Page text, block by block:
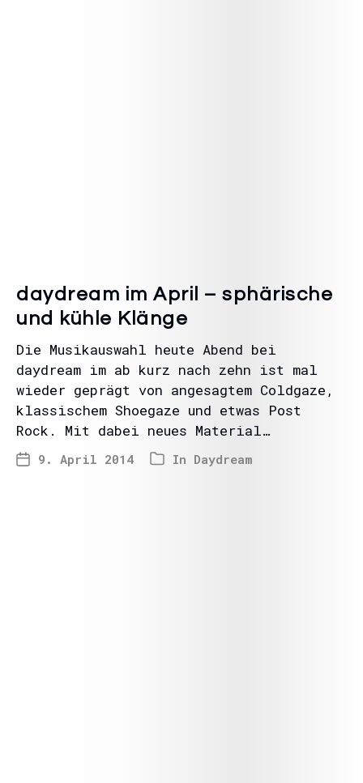
daydream im April – sphärische
und kühle Klänge
Die Musikauswahl heute Abend bei
daydream im ab kurz nach zehn ist mal
wieder geprägt von angesagtem Coldgaze,
klassischem Shoegaze und etwas Post
Rock. Mit dabei neues Material…
9. April 2014 In Daydream